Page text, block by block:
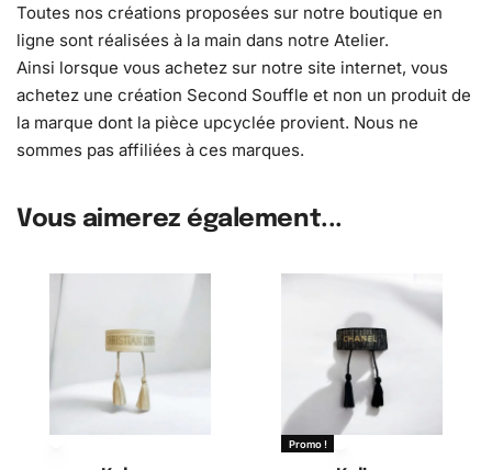
Toutes nos créations proposées sur notre boutique en
ligne sont réalisées à la main dans notre Atelier.
Ainsi lorsque vous achetez sur notre site internet, vous
achetez une création Second Souffle et non un produit de
la marque dont la pièce upcyclée provient. Nous ne
sommes pas affiliées à ces marques.
Vous aimerez également...
Promo !